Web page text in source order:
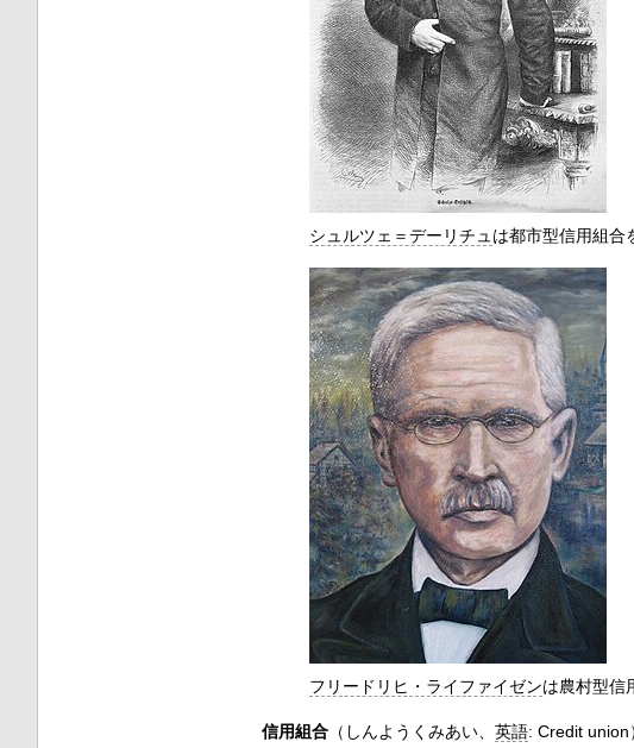
シュルツェ＝デーリチュ は都市型信用組合
フリードリヒ・ライファイゼンは農村型信
信用組合（しんようくみあい、 英語: Credit union